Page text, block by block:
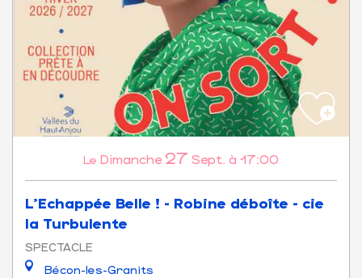
Le Dimanche 27 Sept. à 17:00
L'Echappée Belle ! - Robine déboîte - cie
la Turbulente
SPECTACLE
Bécon-les-Granits